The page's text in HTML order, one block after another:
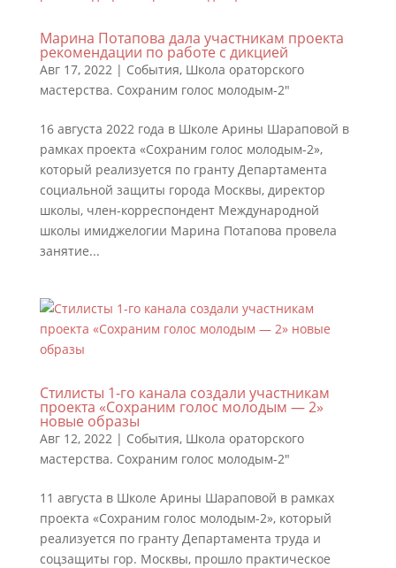
Марина Потапова дала участникам проекта
рекомендации по работе с дикцией
Авг 17, 2022| События, Школа ораторского
мастерства. Сохраним голос молодым-2"
16 августа 2022 года в Школе Арины Шараповой в
рамках проекта «Сохраним голос молодым-2»,
который реализуется по гранту Департамента
социальной защиты города Москвы, директор
школы, член-корреспондент Международной
школы имиджелогии Марина Потапова провела
занятие...
Стилисты 1-го канала создали участникам
проекта «Сохраним голос молодым — 2»
новые образы
Авг 12, 2022| События, Школа ораторского
мастерства. Сохраним голос молодым-2"
11 августа в Школе Арины Шараповой в рамках
проекта «Сохраним голос молодым-2», который
реализуется по гранту Департамента труда и
соцзащиты гор. Москвы, прошло практическое